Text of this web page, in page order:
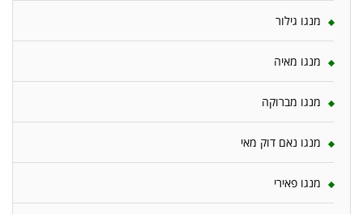
מנגו גילור
מנגו מאיה
מנגו מברוקה
מנגו נאם דוק מאי
מנגו פאירי